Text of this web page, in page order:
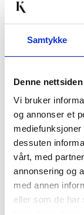
Samtykke
Denne
Vi bruker
og annonser et
dessuten
vårt, med
annonsering og
med annen
eller som de har
PUTETREKK
40X60
KJØP